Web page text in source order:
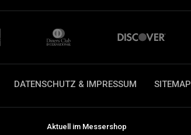
DATENSCHUTZ & IMPRESSUM SITEMAP
Aktuell im Messershop